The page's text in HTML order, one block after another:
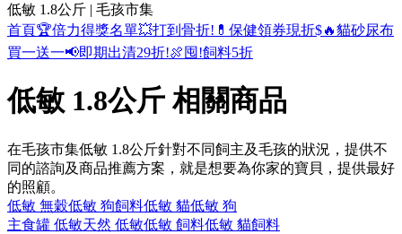
低敏 1.8公斤 | 毛孩市集
首頁🏆倍力得獎名單💥打到骨折! 💊保健領券現折$🔥貓砂尿布
買一送一📢即期出清29折!🍖囤!飼料5折
低敏 1.8公斤 相關商品
在毛孩市集低敏 1.8公斤針對不同飼主及毛孩的狀況，提供不
同的諮詢及商品推薦方案，就是想要為你家的寶貝，提供最好
的照顧。
低敏 無穀低敏 狗飼料低敏 貓低敏 狗
主食罐 低敏天然 低敏低敏 飼料低敏 貓飼料